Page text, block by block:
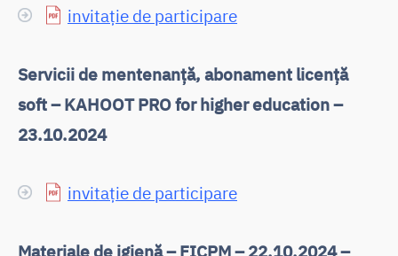
invitație de participare
Servicii de mentenanță, abonament licență
soft – KAHOOT PRO for higher education –
23.10.2024
invitație de participare
Materiale de igienă – FICPM – 22.10.2024 –